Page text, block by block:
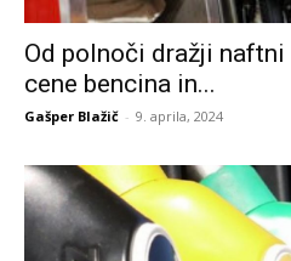
Od polnoči dražji
cene bencina in...
Gašper Blažič - 9. aprila, 2024